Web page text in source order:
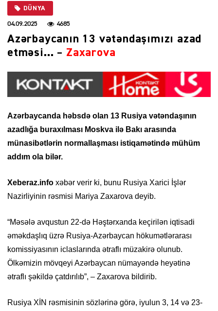
DÜNYA
04.09.2025 4685
Azərbaycanın 13 vətəndaşımızı azad
etməsi… – Zaxarova
Azərbaycanda həbsdə olan 13 Rusiya vətəndaşının
azadlığa buraxılması Moskva ilə Bakı arasında
münasibətlərin normallaşması istiqamətində mühüm
addım ola bilər.
Xeberaz.info xəbər verir ki, bunu Rusiya Xarici İşlər
Nazirliyinin rəsmisi Mariya Zaxarova deyib.
“Məsələ avqustun 22-də Həştərxanda keçirilən iqtisadi
əməkdaşlıq üzrə Rusiya-Azərbaycan hökumətlərarası
komissiyasının iclaslarında ətraflı müzakirə olunub.
Ölkəmizin mövqeyi Azərbaycan nümayəndə heyətinə
ətraflı şəkildə çatdırılıb”, – Zaxarova bildirib.
Rusiya XİN rəsmisinin sözlərinə görə, iyulun 3, 14 və 23-